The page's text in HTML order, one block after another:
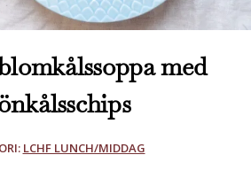
med
LCHF LUNCH/MIDDAG